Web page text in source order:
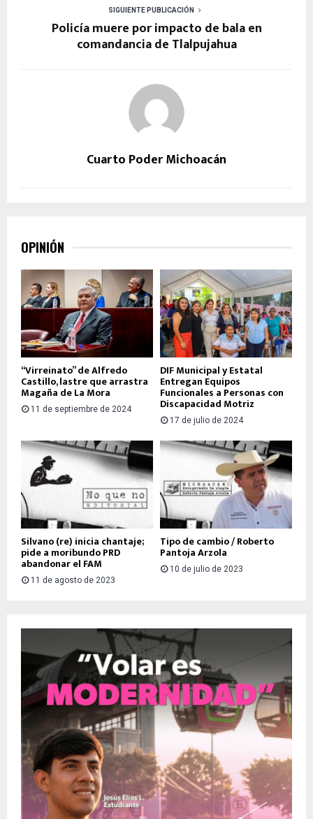
SIGUIENTE PUBLICACIÓN
Policía muere por impacto de bala en
comandancia de Tlalpujahua
Cuarto Poder Michoacán
OPINIÓN
“Virreinato” de Alfredo
Castillo, lastre que arrastra
Magaña de La Mora
11 de septiembre de 2024
DIF Municipal y Estatal
Entregan Equipos
Funcionales a Personas con
Discapacidad Motriz
17 de julio de 2024
Silvano (re) inicia chantaje;
pide a moribundo PRD
abandonar el FAM
11 de agosto de 2023
Tipo de cambio / Roberto
Pantoja Arzola
10 de julio de 2023